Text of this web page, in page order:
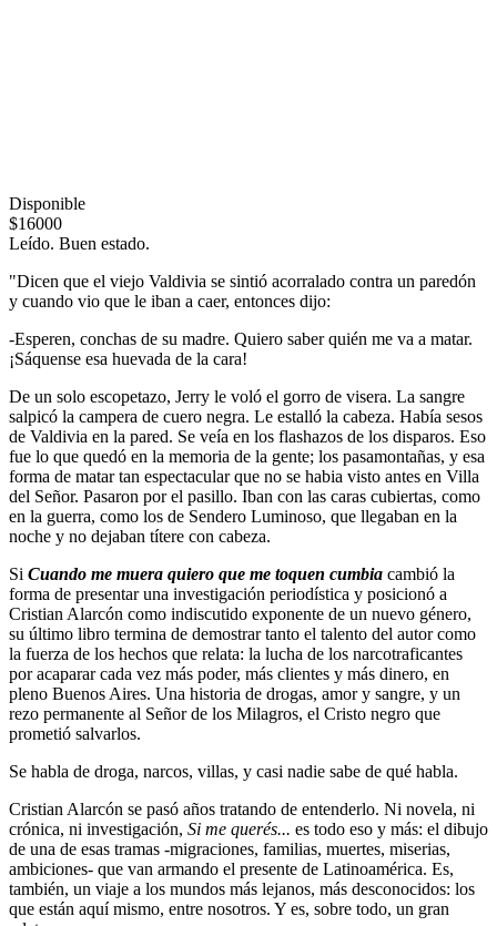
Disponible
$16000
Leído. Buen estado.
"Dicen que el viejo Valdivia se sintió acorralado contra un paredón
y cuando vio que le iban a caer, entonces dijo:
-Esperen, conchas de su madre. Quiero saber quién me va a matar.
¡Sáquense esa huevada de la cara!
De un solo escopetazo, Jerry le voló el gorro de visera. La sangre
salpicó la campera de cuero negra. Le estalló la cabeza. Había sesos
de Valdivia en la pared. Se veía en los flashazos de los disparos. Eso
fue lo que quedó en la memoria de la gente; los pasamontañas, y esa
forma de matar tan espectacular que no se habia visto antes en Villa
del Señor. Pasaron por el pasillo. Iban con las caras cubiertas, como
en la guerra, como los de Sendero Luminoso, que llegaban en la
noche y no dejaban títere con cabeza.
Si Cuando me muera quiero que me toquen cumbia cambió la
forma de presentar una investigación periodística y posicionó a
Cristian Alarcón como indiscutido exponente de un nuevo género,
su último libro termina de demostrar tanto el talento del autor como
la fuerza de los hechos que relata: la lucha de los narcotraficantes
por acaparar cada vez más poder, más clientes y más dinero, en
pleno Buenos Aires. Una historia de drogas, amor y sangre, y un
rezo permanente al Señor de los Milagros, el Cristo negro que
prometió salvarlos.
Se habla de droga, narcos, villas, y casi nadie sabe de qué habla.
Cristian Alarcón se pasó años tratando de entenderlo. Ni novela, ni
crónica, ni investigación, Si me querés... es todo eso y más: el dibujo
de una de esas tramas -migraciones, familias, muertes, miserias,
ambiciones- que van armando el presente de Latinoamérica. Es,
también, un viaje a los mundos más lejanos, más desconocidos: los
que están aquí mismo, entre nosotros. Y es, sobre todo, un gran